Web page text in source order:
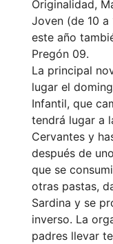
Originalidad,
Joven (de 10 a
este año
Pregón 09.
La principal
lugar el
Infantil, que
tendrá lugar a
Cervantes y
después de
que se
otras pastas,
Sardina y se
inverso. La
padres llevar